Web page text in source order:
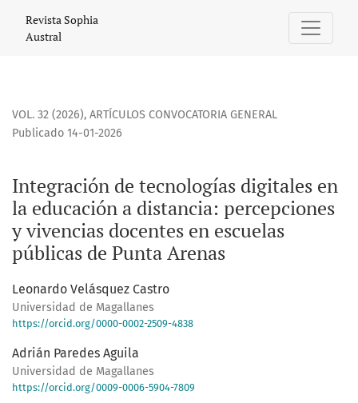
Integración de tecnologías digitales en la educación a
Revista Sophia
Austral
VOL. 32 (2026), ARTÍCULOS CONVOCATORIA GENERAL
Integración de tecnologías digitales en
la educación a distancia: percepciones
y vivencias docentes en escuelas
públicas de Punta Arenas
Publicado 14-01-2026
Leonardo Velásquez Castro
Universidad de Magallanes
https://orcid.org/0000-0002-2509-4838
Adrián Paredes Aguila
Universidad de Magallanes
https://orcid.org/0009-0006-5904-7809